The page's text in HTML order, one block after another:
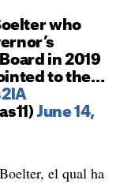
who
in 2019
to the…
June 14,
el qual ha